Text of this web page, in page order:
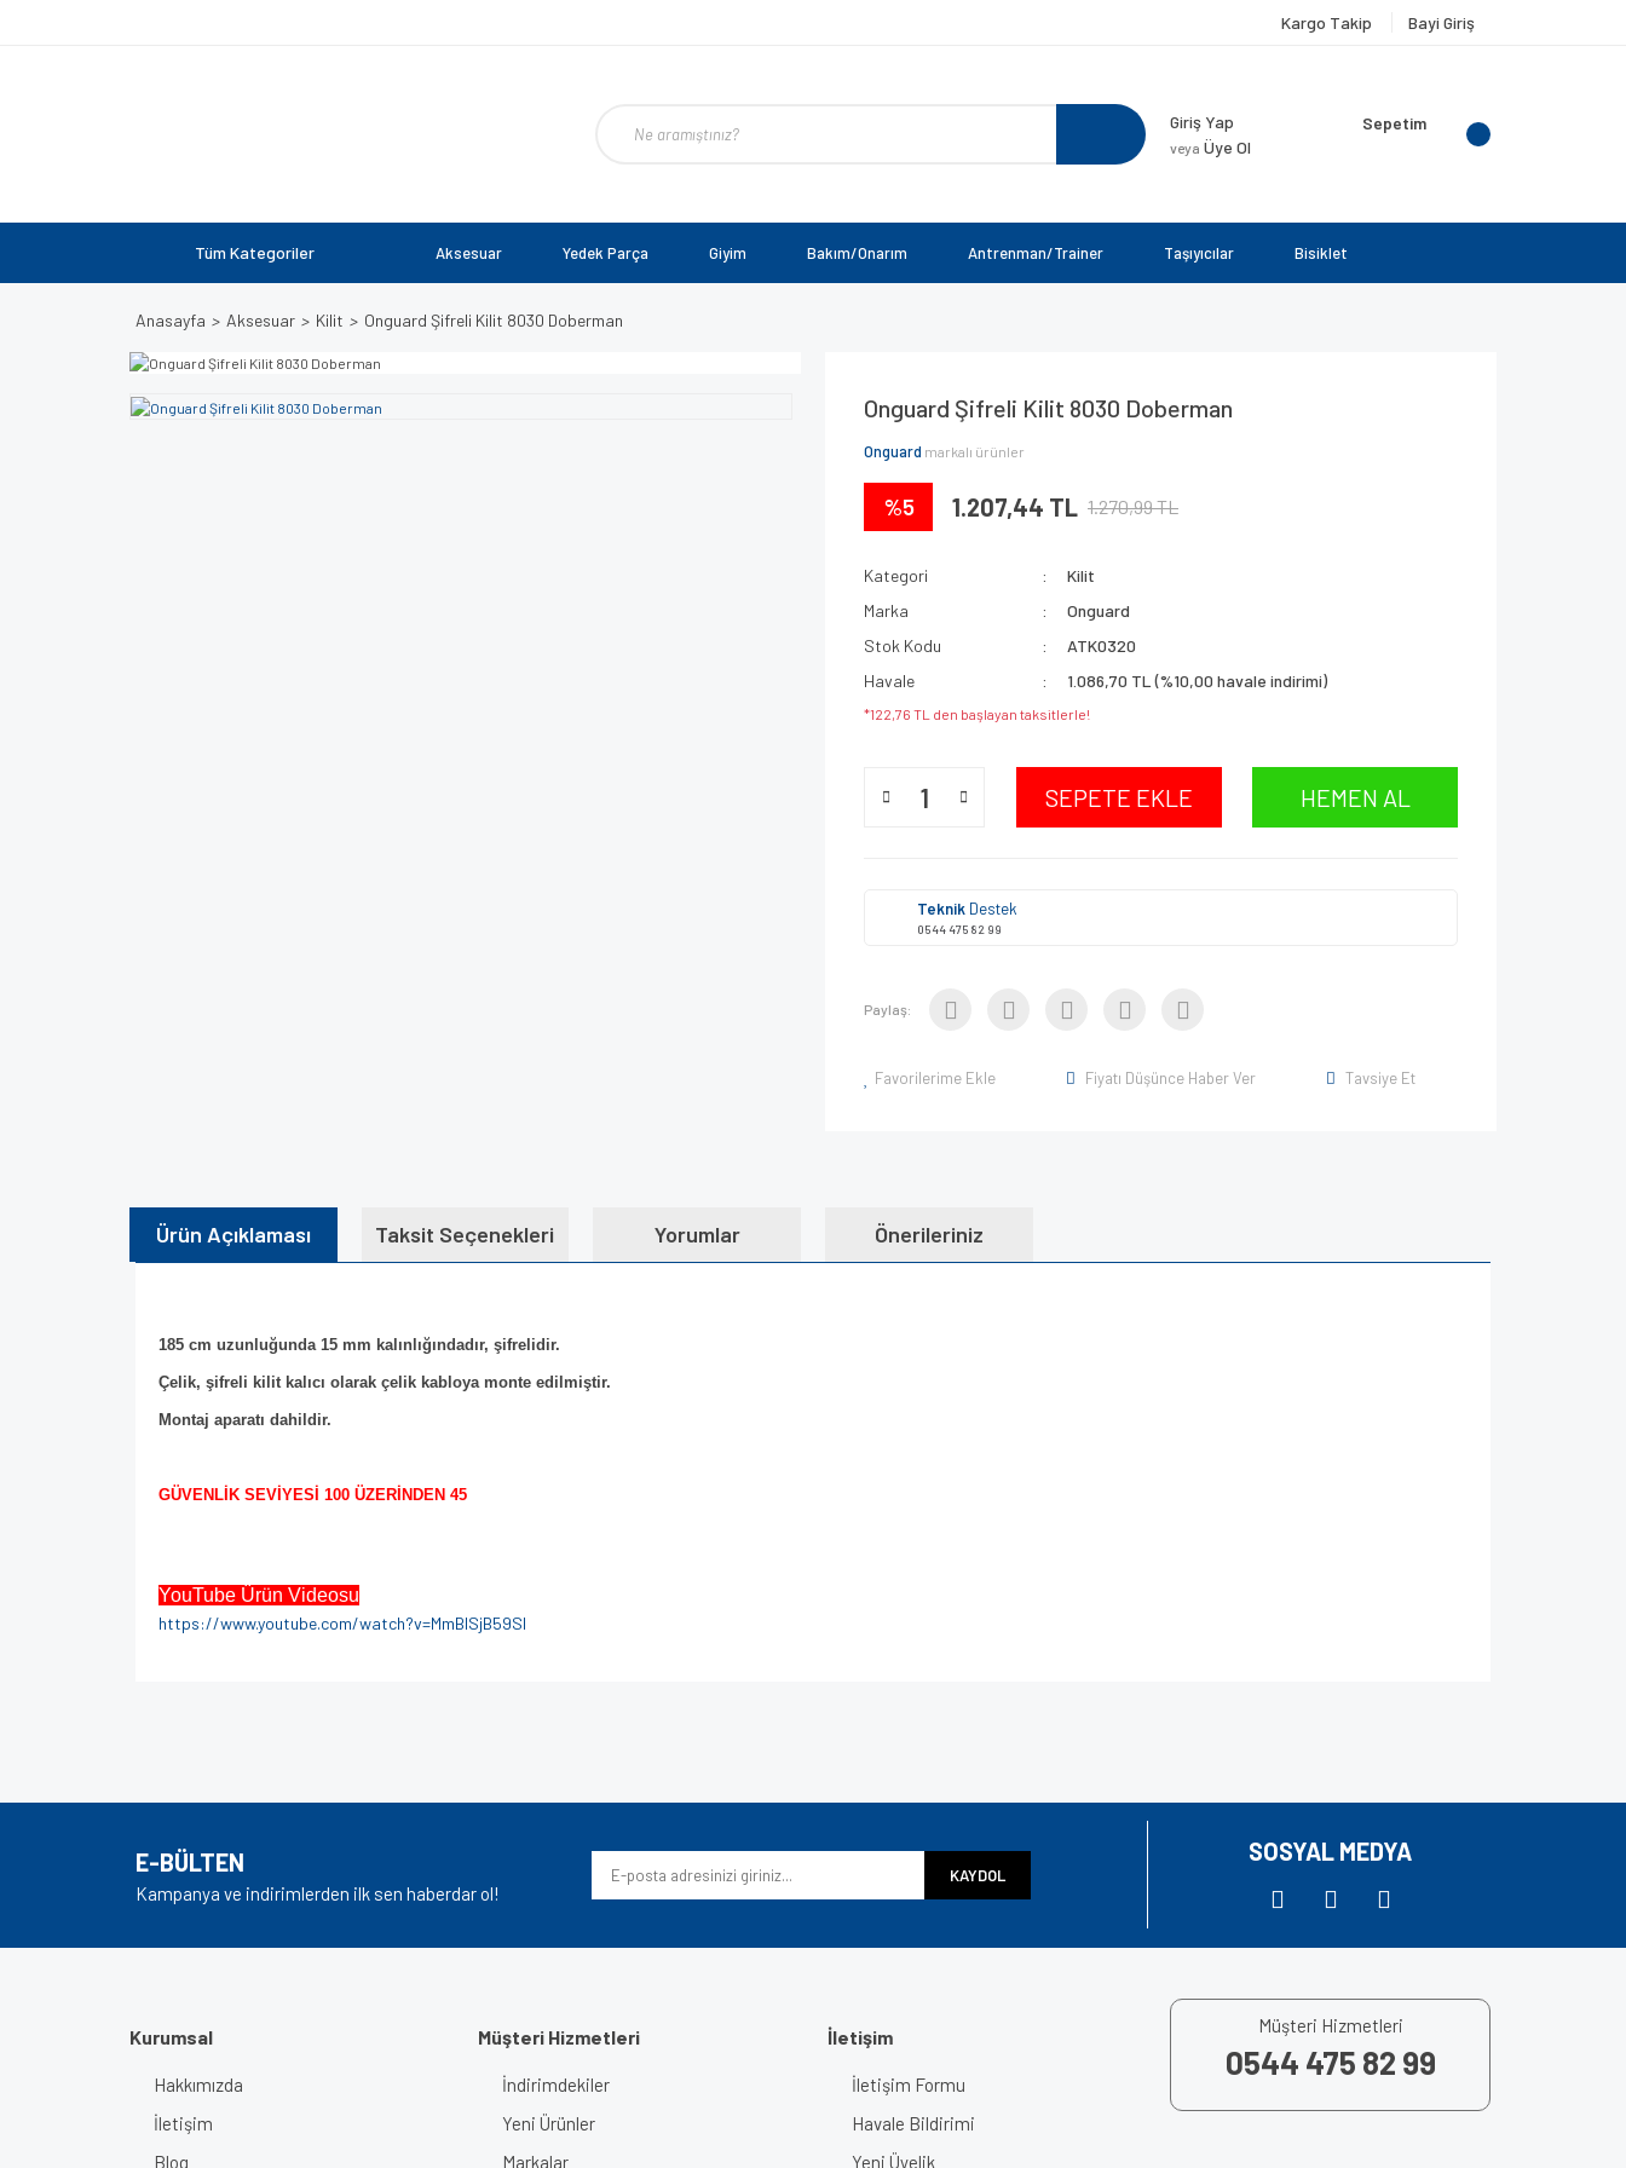
Kargo Takip Bayi Giriş
Giriş Yap
veya Üye Ol
Sepetim
Tüm Kategoriler Aksesuar Yedek Parça Giyim Bakım/Onarım Antrenman/Trainer Taşıyıcılar Bisiklet
Anasayfa Aksesuar Kilit Onguard Şifreli Kilit 8030 Doberman
Onguard Şifreli Kilit 8030 Doberman
Onguard markalı ürünler
%5 1.207,44 TL 1.270,99 TL
Kategori
Kilit
Marka
Onguard
Stok Kodu
ATK0320
Havale
1.086,70 TL (%10,00 havale indirimi)
*122,76 TL den başlayan taksitlerle!
SEPETE EKLE HEMEN AL
Teknik Destek
0544 475 82 99
Paylaş:
Favorilerime Ekle Fiyatı Düşünce Haber Ver Tavsiye Et
Ürün Açıklaması Taksit Seçenekleri Yorumlar Önerileriniz
185 cm uzunluğunda 15 mm kalınlığındadır, şifrelidir.
Çelik, şifreli kilit kalıcı olarak çelik kabloya monte edilmiştir.
Montaj aparatı dahildir.
GÜVENLİK SEVİYESİ 100 ÜZERİNDEN 45
YouTube Ürün Videosu
https://www.youtube.com/watch?v=MmBISjB59SI
Ürün resmi kalitesiz, bozuk veya görüntülenemiyor.
Ürün bilgilerinde hatalar bulunuyor.
E-BÜLTEN
Kampanya ve indirimlerden ilk sen haberdar ol!
KAYDOL
SOSYAL MEDYA
Kurumsal
Hakkımızda
İletişim
Blog
Müşteri Hizmetleri
İndirimdekiler
Yeni Ürünler
Markalar
İletişim
İletişim Formu
Havale Bildirimi
Yeni Üyelik
Müşteri Hizmetleri
0544 475 82 99